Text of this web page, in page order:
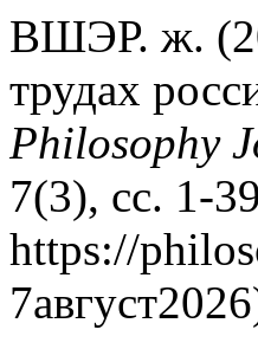
ВШЭР. ж.
трудах
Philosophy
7(3), сс. 1-
https://